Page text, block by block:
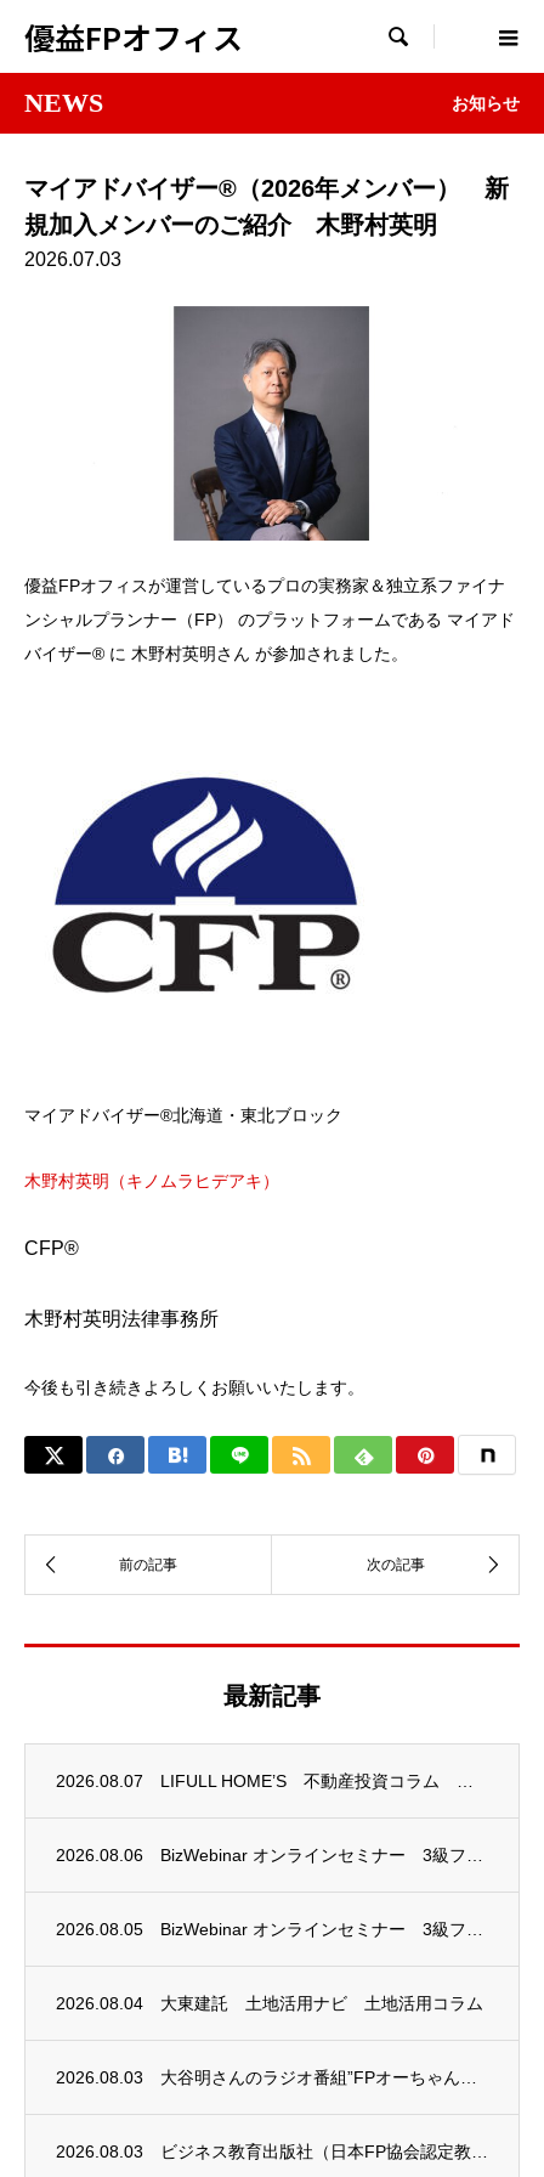
優益FPオフィス 
NEWS お知らせ
マイアドバイザー®（2026年メンバー） 新
規加入メンバーのご紹介 木野村英明
2026.07.03
優益FPオフィスが運営しているプロの実務家＆独立系ファイナ
ンシャルプランナー（FP） のプラットフォームである マイアド
バイザー® に 木野村英明さん が参加されました。
マイアドバイザー®北海道・東北ブロック
木野村英明（キノムラヒデアキ）
CFP®
木野村英明法律事務所
今後も引き続きよろしくお願いいたします。
最新記事
2026.08.07
2026.08.06
2026.08.05
2026.08.04 大東建託 土地活用ナビ 土地活用コラム
2026.08.03
2026.08.03